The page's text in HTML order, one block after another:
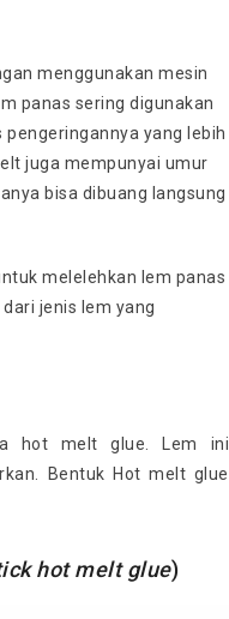
menggunakan mesin
panas sering digunakan
yang lebih
juga mempunyai umur
bisa dibuang langsung
melelehkan lem panas
jenis lem yang
hot melt glue. Lem ini
Bentuk Hot melt glue
hot melt glue)